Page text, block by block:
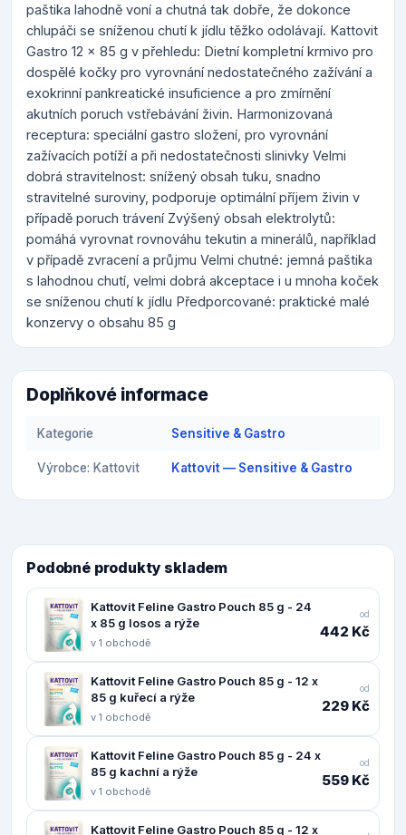
paštika lahodně voní a chutná tak dobře, že dokonce
chlupáči se sníženou chutí k jídlu těžko odolávají. Kattovit
Gastro 12 x 85 g v přehledu: Dietní kompletní krmivo pro
dospělé kočky pro vyrovnání nedostatečného zažívání a
exokrinní pankreatické insuficience a pro zmírnění
akutních poruch vstřebávání živin. Harmonizovaná
receptura: speciální gastro složení, pro vyrovnání
zažívacích potíží a při nedostatečnosti slinivky Velmi
dobrá stravitelnost: snížený obsah tuku, snadno
stravitelné suroviny, podporuje optimální příjem živin v
případě poruch trávení Zvýšený obsah elektrolytů:
pomáhá vyrovnat rovnováhu tekutin a minerálů, například
v případě zvracení a průjmu Velmi chutné: jemná paštika
s lahodnou chutí, velmi dobrá akceptace i u mnoha koček
se sníženou chutí k jídlu Předporcované: praktické malé
konzervy o obsahu 85 g
Doplňkové informace
Kategorie Sensitive & Gastro
Výrobce: Kattovit Kattovit — Sensitive & Gastro
Podobné produkty skladem
Kattovit Feline Gastro Pouch 85 g - 24
x 85 g losos a rýže
v 1 obchodě
od
442 Kč
Kattovit Feline Gastro Pouch 85 g - 12 x
85 g kuřecí a rýže
v 1 obchodě
od
229 Kč
Kattovit Feline Gastro Pouch 85 g - 24 x
85 g kachní a rýže
v 1 obchodě
od
559 Kč
Kattovit Feline Gastro Pouch 85 g - 12 x